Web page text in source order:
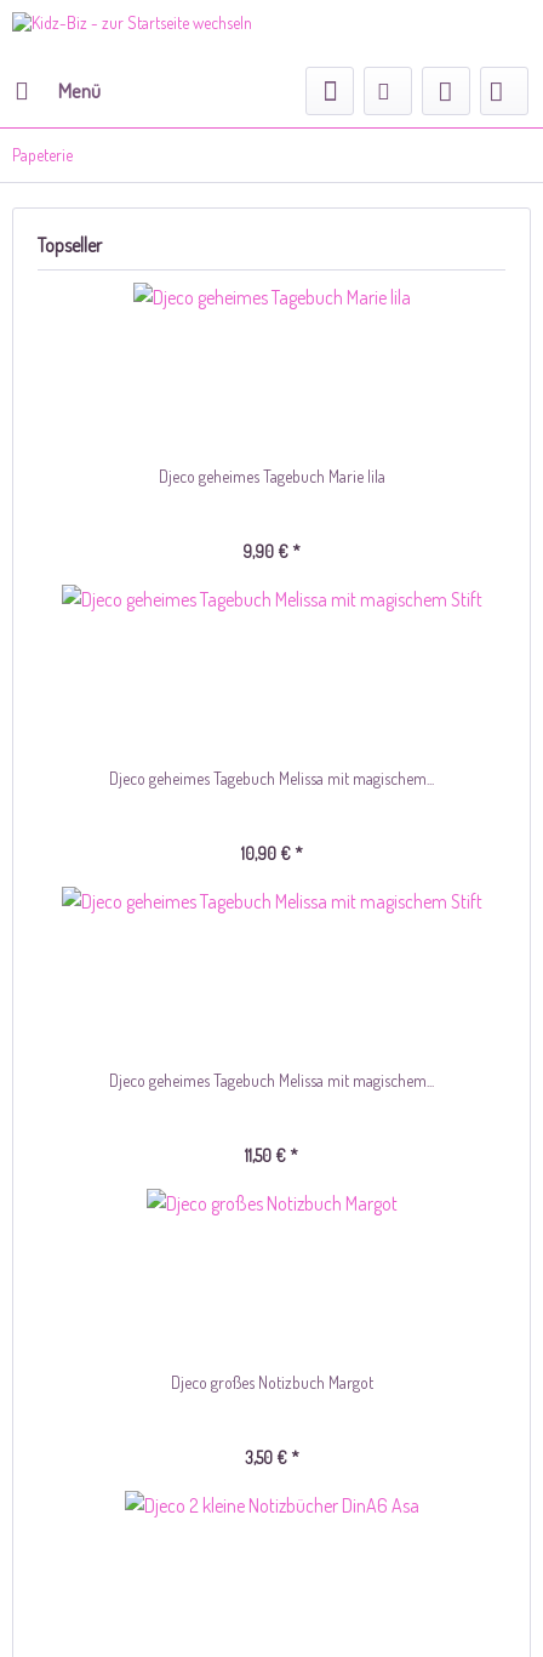
Menü
Papeterie
Topseller
Djeco geheimes Tagebuch Marie lila
9,90 € *
Djeco geheimes Tagebuch Melissa mit magischem...
10,90 € *
Djeco geheimes Tagebuch Melissa mit magischem...
11,50 € *
Djeco großes Notizbuch Margot
3,50 € *